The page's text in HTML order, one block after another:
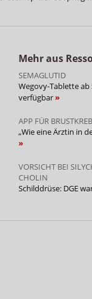
Mehr aus
SEMAGLUTID
Wegovy-Tablette
verfügbar
APP FÜR
„Wie eine Ärztin in
VORSICHT BEI
CHOLIN
Schilddrüse: DGE